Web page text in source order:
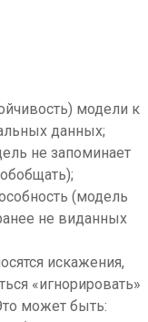
модели к
данных;
не запоминает
(модель
не виданных
искажения,
«игнорировать»
может быть: